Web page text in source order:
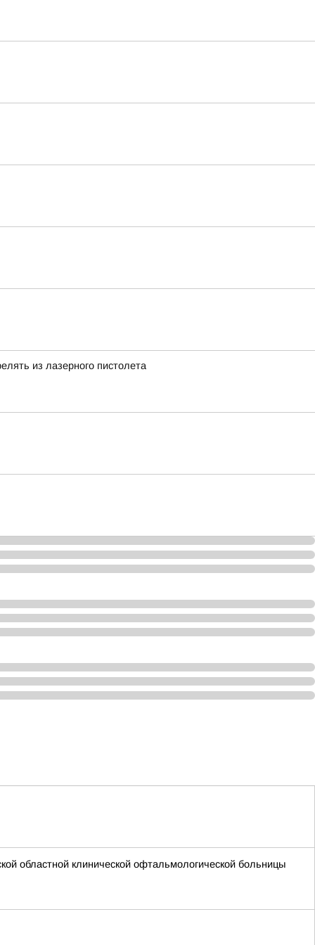
из лазерного пистолета
областной клинической офтальмологической больницы